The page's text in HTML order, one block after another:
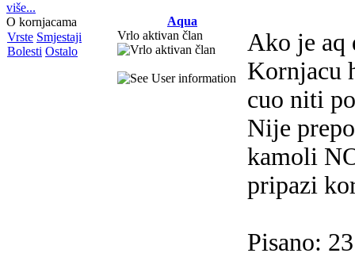
više...
O kornjacama
Vrste Smjestaji
Bolesti Ostalo
Aqua
Vrlo aktivan član
Ako je aq
Kornjacu
cuo niti
Nije
kamoli
pripazi
Pisano: